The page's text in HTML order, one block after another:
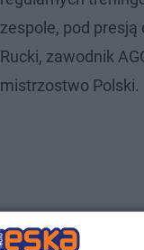
zespole, pod
Rucki, zawodnik
mistrzostwo Polski.